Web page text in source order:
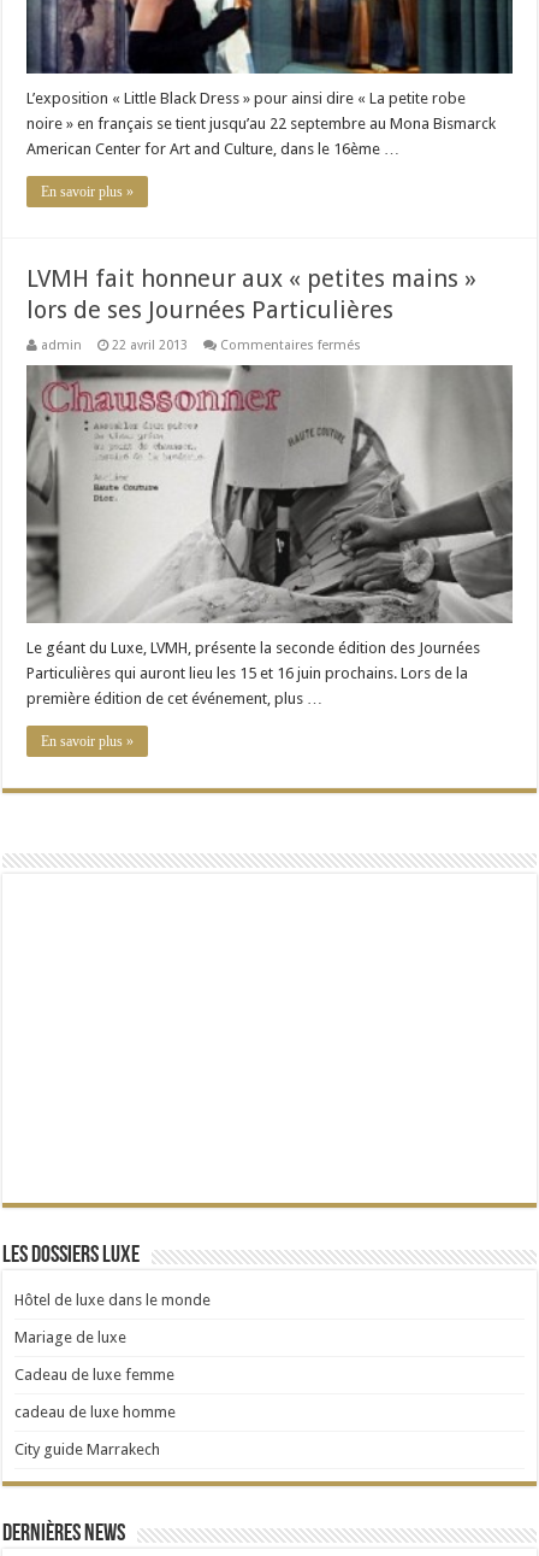
L’exposition « Little Black Dress » pour ainsi dire « La petite robe
noire » en français se tient jusqu’au 22 septembre au Mona Bismarck
American Center for Art and Culture, dans le 16ème …
En savoir plus »
LVMH fait honneur aux « petites mains »
lors de ses Journées Particulières
admin 22 avril 2013 Commentaires fermés
«
petites
mains
»
lors
de
ses
Journées
Particulières
Le géant du Luxe, LVMH, présente la seconde édition des Journées
Particulières qui auront lieu les 15 et 16 juin prochains. Lors de la
première édition de cet événement, plus …
En savoir plus »
Les dossiers Luxe
Hôtel de luxe dans le monde
Mariage de luxe
Cadeau de luxe femme
cadeau de luxe homme
City guide Marrakech
Dernières news